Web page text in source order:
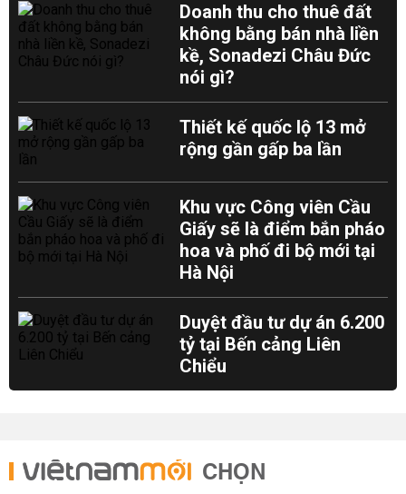
Doanh thu cho thuê đất
không bằng bán nhà liền
kề, Sonadezi Châu Đức
nói gì?
Thiết kế quốc lộ 13 mở
rộng gần gấp ba lần
Khu vực Công viên Cầu
Giấy sẽ là điểm bắn pháo
hoa và phố đi bộ mới tại
Hà Nội
Duyệt đầu tư dự án 6.200
tỷ tại Bến cảng Liên
Chiểu
CHỌN